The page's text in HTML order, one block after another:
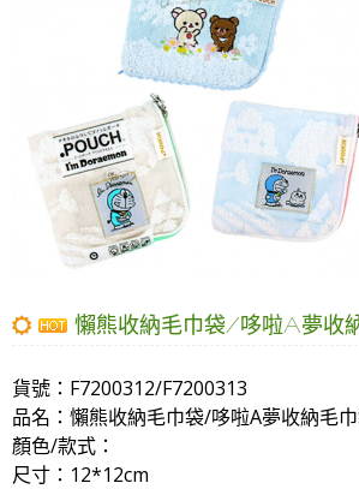
懶熊收納毛巾袋/哆啦A夢收
貨號： F7200312/F7200313
品名： 懶熊收納毛巾袋/哆啦A夢收納毛
顏色/款式：
尺寸 ：12*12cm